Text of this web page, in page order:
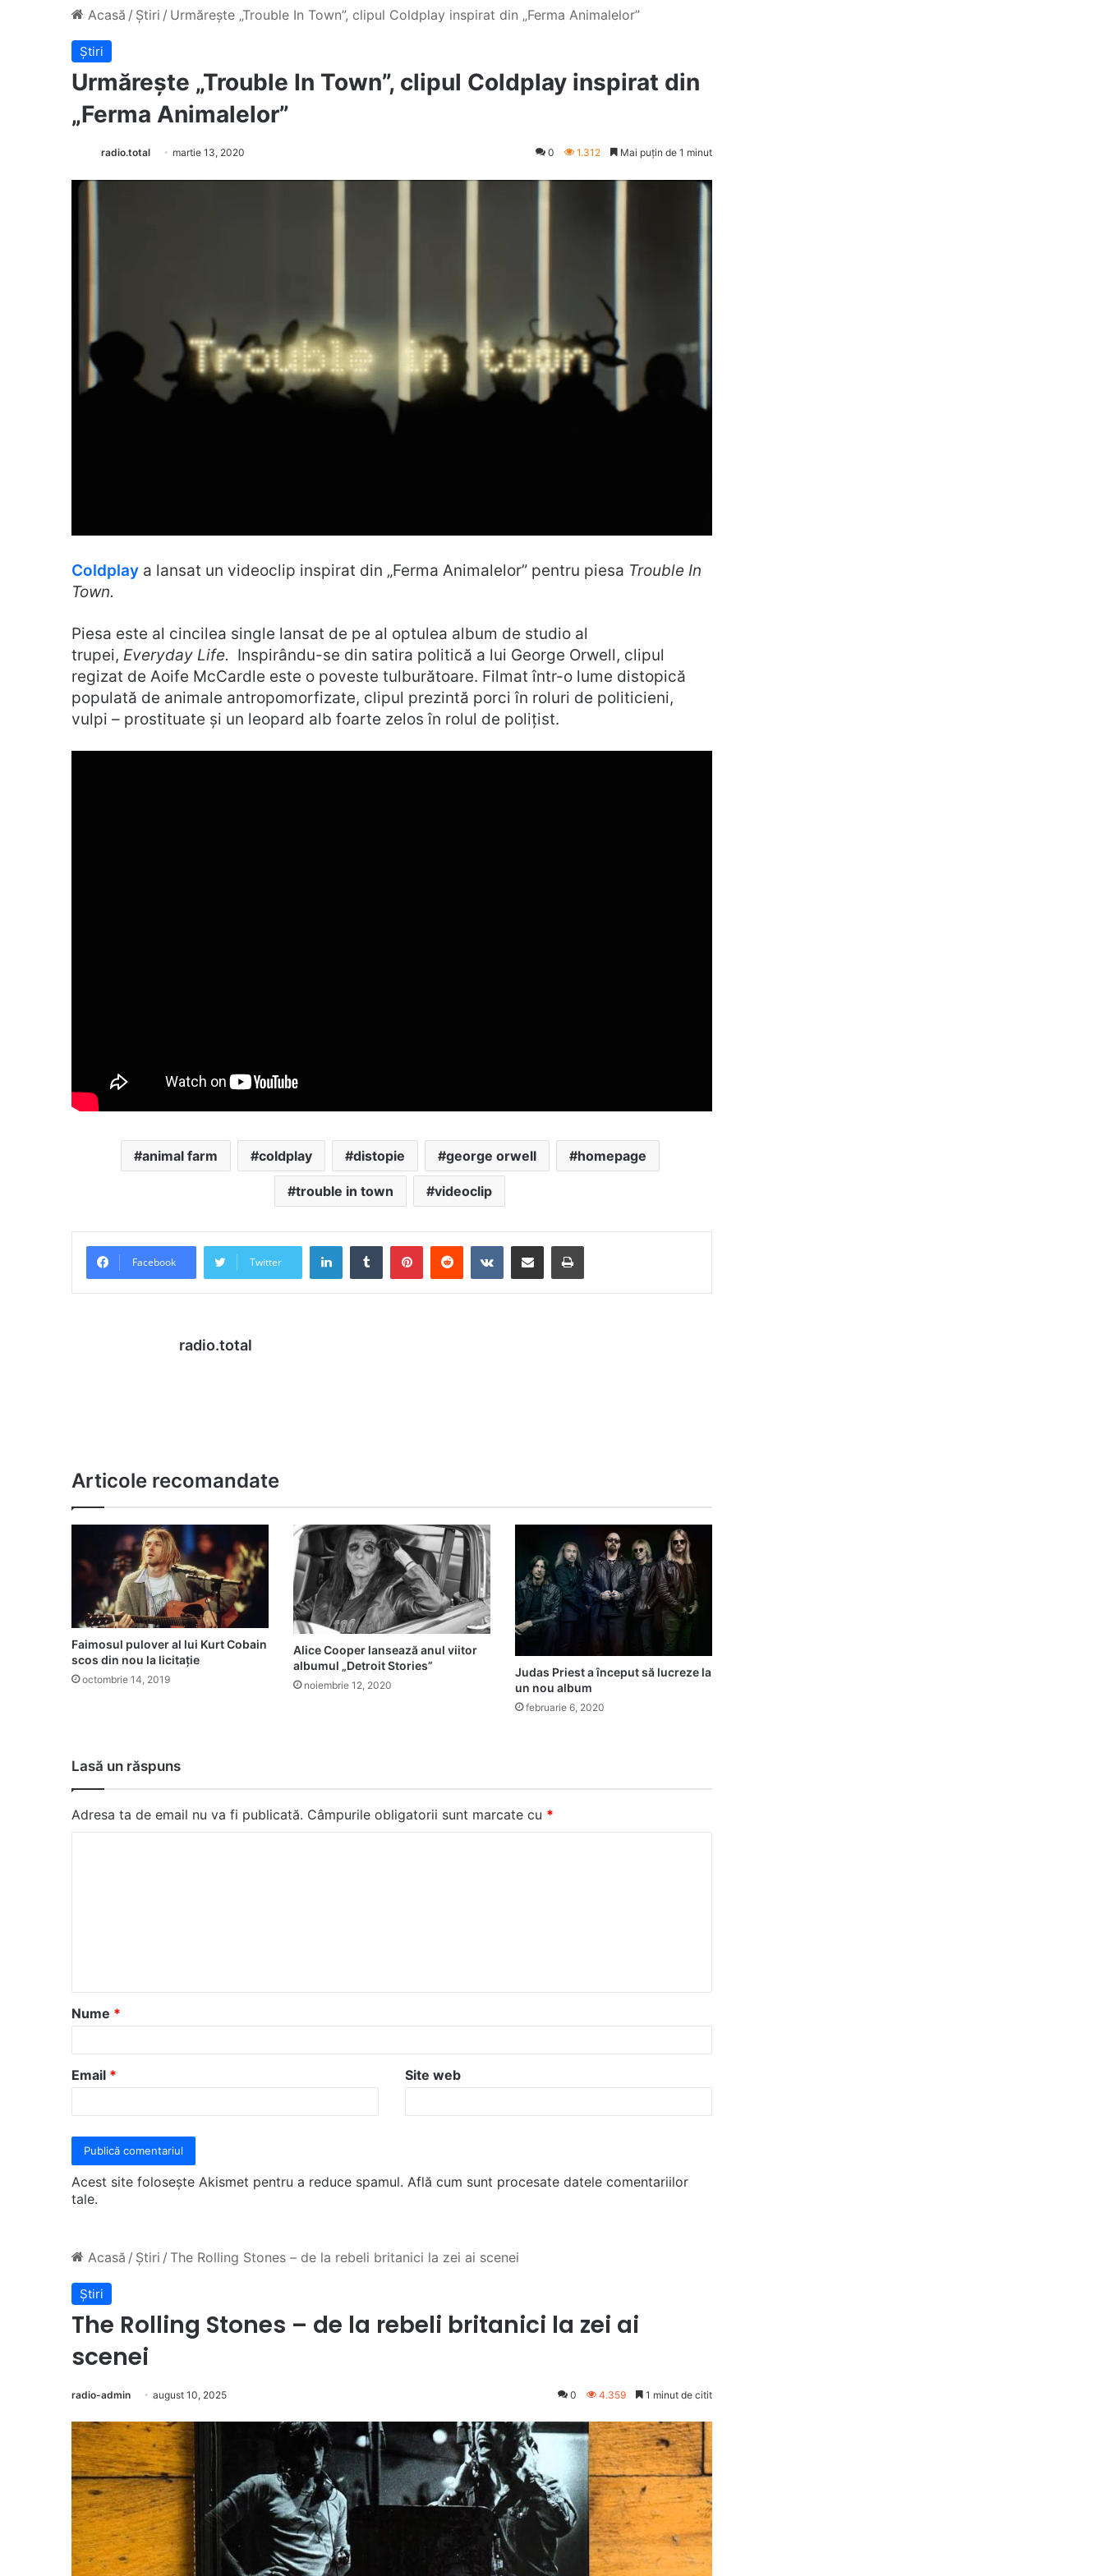
Acasă / Știri / Urmărește „Trouble In Town”, clipul Coldplay inspirat din „Ferma Animalelor”
Știri
Urmărește „Trouble In Town”, clipul Coldplay inspirat din
„Ferma Animalelor”
radio.total martie 13, 2020 0 1.312 Mai puțin de 1 minut
Coldplay a lansat un videoclip inspirat din „Ferma Animalelor” pentru piesa Trouble In
Town.
Piesa este al cincilea single lansat de pe al optulea album de studio al
trupei, Everyday Life. Inspirându-se din satira politică a lui George Orwell, clipul
regizat de Aoife McCardle este o poveste tulburătoare. Filmat într-o lume distopică
populată de animale antropomorfizate, clipul prezintă porci în roluri de politicieni,
vulpi – prostituate și un leopard alb foarte zelos în rolul de polițist.
animal farm coldplay distopie george orwell homepage
trouble in town videoclip
Facebook Twitter
LinkedInTumblrPinterestRedditVKontakte
Distribuie prin mail Tipărește
radio.total
Articole recomandate
Faimosul pulover al lui Kurt Cobain
scos din nou la licitație
octombrie 14, 2019
Alice Cooper lansează anul viitor
albumul „Detroit Stories”
noiembrie 12, 2020
Judas Priest a început să lucreze la
un nou album
februarie 6, 2020
Lasă un răspuns
Adresa ta de email nu va fi publicată. Câmpurile obligatorii sunt marcate cu *
a
r
*
Nume *
Email * Site web
Acest site folosește Akismet pentru a reduce spamul. Află cum sunt procesate datele comentariilor
tale.